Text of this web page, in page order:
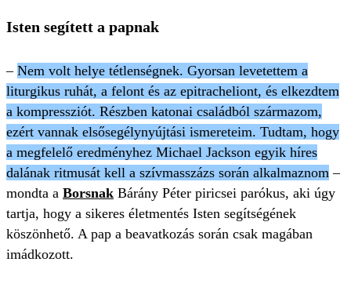
Isten segített a papnak
– Nem volt helye tétlenségnek. Gyorsan levetettem a
liturgikus ruhát, a felont és az epitracheliont, és elkezdtem
a kompressziót. Részben katonai családból származom,
ezért vannak elsősegélynyújtási ismereteim. Tudtam, hogy
a megfelelő eredményhez Michael Jackson egyik híres
dalának ritmusát kell a szívmasszázs során alkalmaznom –
mondta a Borsnak Bárány Péter piricsei parókus, aki úgy
tartja, hogy a sikeres életmentés Isten segítségének
köszönhető. A pap a beavatkozás során csak magában
imádkozott.